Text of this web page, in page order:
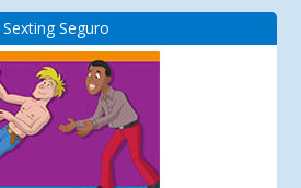
Sexting Seguro